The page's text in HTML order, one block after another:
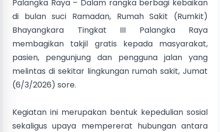
Palangka Raya – Dalam rangka berbagi kebaikan
di bulan suci Ramadan, Rumah Sakit (Rumkit)
Bhayangkara Tingkat III Palangka Raya
membagikan takjil gratis kepada masyarakat,
pasien, pengunjung dan pengguna jalan yang
melintas di sekitar lingkungan rumah sakit, Jumat
(6/3/2026) sore.
Kegiatan ini merupakan bentuk kepedulian sosial
sekaligus upaya mempererat hubungan antara